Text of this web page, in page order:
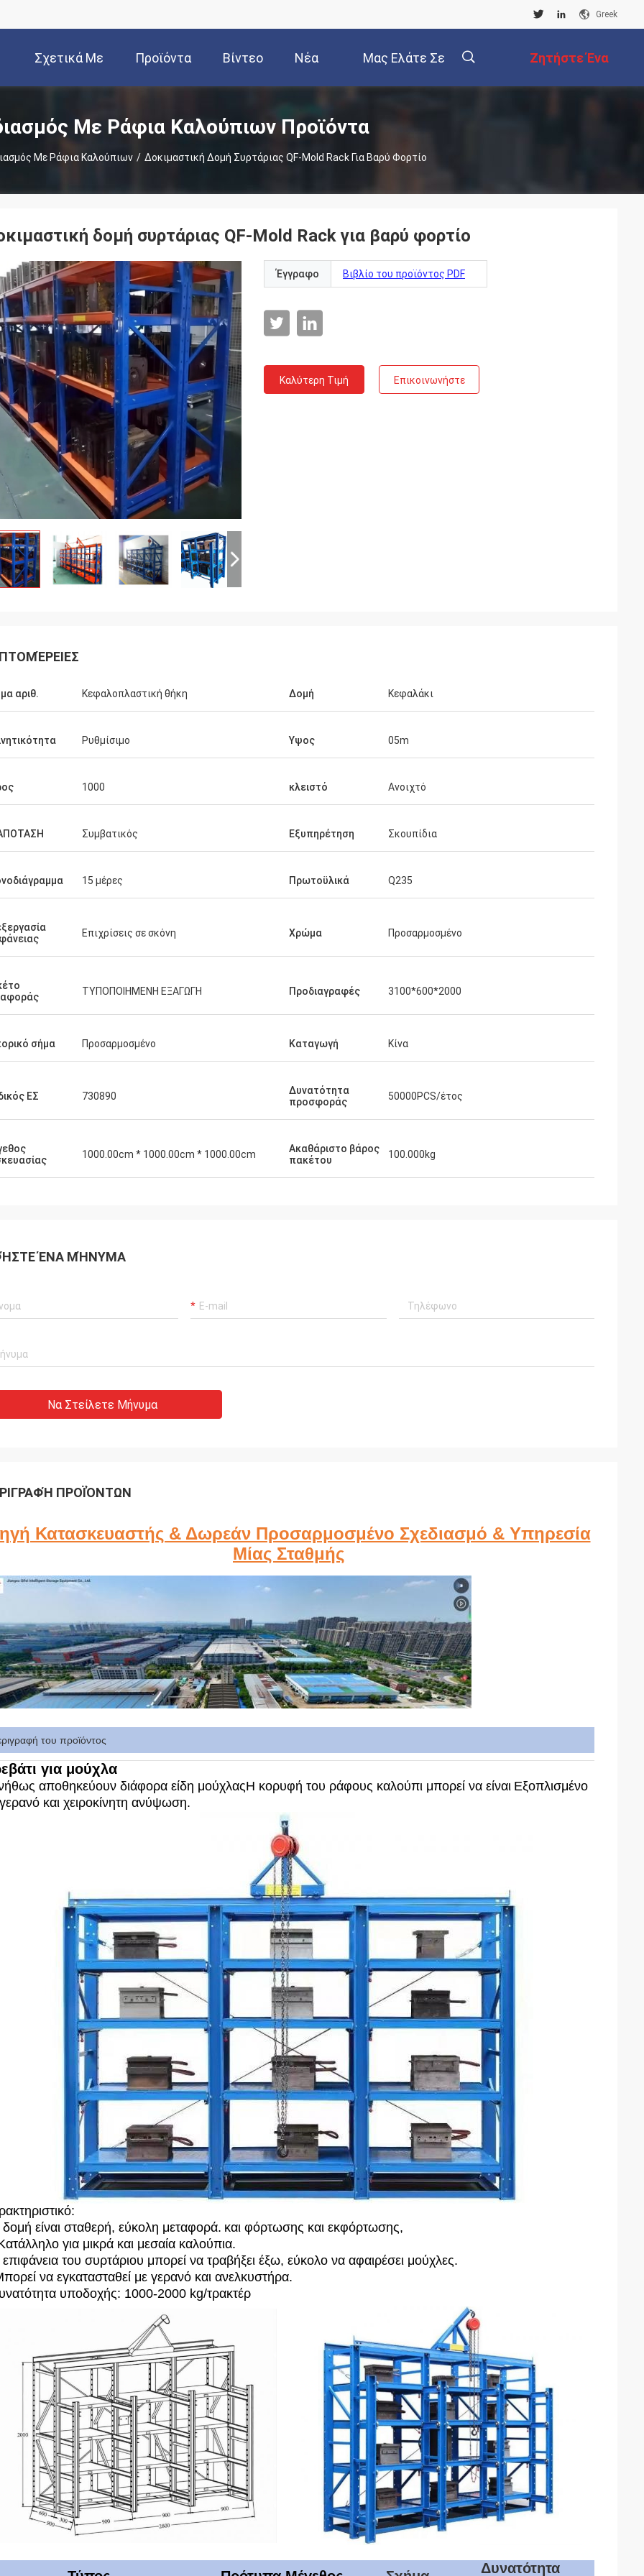
Greek
Σχετικά Με
Εμάς
Προϊόντα Βίντεο Νέα Μας Ελάτε Σε Ζητήστε Ένα
Απόσπασμα
Με Ράφια Καλούπιων Προϊόντα
Με Ράφια Καλούπιων / Δοκιμαστική Δομή Συρτάριας QF-Mold Rack Για Βαρύ Φορτίο
δομή συρτάριας QF-Mold Rack για βαρύ φορτίο
Έγγραφο Βιβλίο του προϊόντος PDF
Καλύτερη Τιμή Επικοινωνήστε
αριθ. Κεφαλοπλαστική θήκη Δομή Κεφαλάκι
Ρυθμίσιμο Υψος 05m
1000 κλειστό Ανοιχτό
Συμβατικός Εξυπηρέτηση Σκουπίδια
15 μέρες Πρωτοϋλικά Q235
Επιχρίσεις σε σκόνη Χρώμα Προσαρμοσμένο
ΤΥΠΟΠΟΙΗΜΕΝΗ ΕΞΑΓΩΓΗ Προδιαγραφές 3100*600*2000
σήμα Προσαρμοσμένο Καταγωγή Κίνα
ΕΣ 730890
Δυνατότητα
προσφοράς
50000PCS/έτος
1000.00cm * 1000.00cm * 1000.00cm
Ακαθάριστο βάρος
πακέτου
100.000kg
ΈΝΑ ΜΉΝΥΜΑ
Να Στείλετε Μήνυμα
ΠΡΟΪΌΝΤΩΝ
Κατασκευαστής & Δωρεάν Προσαρμοσμένο Σχεδιασμό & Υπηρεσία
Μίας Σταθμής
του προϊόντος
για μούχλα
αποθηκεύουν διάφορα είδη μούχλαςΗ κορυφή του ράφους καλούπι μπορεί να είναι Εξοπλισμένο
και χειροκίνητη ανύψωση.
είναι σταθερή, εύκολη μεταφορά. και φόρτωσης και εκφόρτωσης,
για μικρά και μεσαία καλούπια.
του συρτάριου μπορεί να τραβήξει έξω, εύκολο να αφαιρέσει μούχλες.
να εγκατασταθεί με γερανό και ανελκυστήρα.
υποδοχής: 1000-2000 kg/τρακτέρ
Δυνατότητα